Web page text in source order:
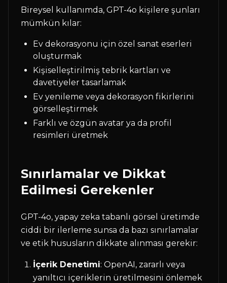
Bireysel kullanımda, GPT-4o kişilere şunları
mümkün kılar:
Ev dekorasyonu için özel sanat eserleri
oluşturmak
Kişiselleştirilmiş tebrik kartları ve
davetiyeler tasarlamak
Ev yenileme veya dekorasyon fikirlerini
görselleştirmek
Farklı ve özgün avatar ya da profil
resimleri üretmek
Sınırlamalar ve Dikkat
Edilmesi Gerekenler
GPT-4o, yapay zeka tabanlı görsel üretimde
ciddi bir ilerleme sunsa da bazı sınırlamalar
ve etik hususların dikkate alınması gerekir:
İçerik Denetimi: OpenAI, zararlı veya
yanıltıcı içeriklerin üretilmesini önlemek